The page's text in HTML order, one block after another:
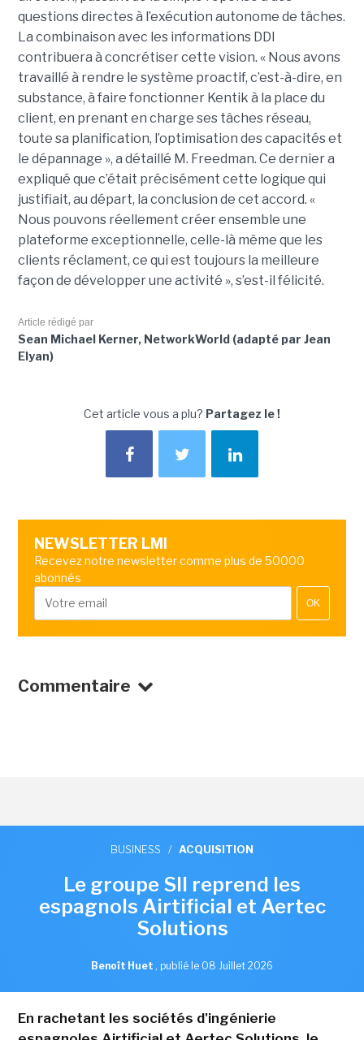
questions directes à l’exécution autonome de tâches.
La combinaison avec les informations DDI
contribuera à concrétiser cette vision. « Nous avons
travaillé à rendre le système proactif, c’est-à-dire, en
substance, à faire fonctionner Kentik à la place du
client, en prenant en charge ses tâches réseau,
toute sa planification, l’optimisation des capacités et
le dépannage », a détaillé M. Freedman. Ce dernier a
expliqué que c’était précisément cette logique qui
justifiait, au départ, la conclusion de cet accord. «
Nous pouvons réellement créer ensemble une
plateforme exceptionnelle, celle-là même que les
clients réclament, ce qui est toujours la meilleure
façon de développer une activité », s’est-il félicité.
Article rédigé par
Sean Michael Kerner, NetworkWorld (adapté par Jean
Elyan)
Cet article vous a plu? Partagez le !
NEWSLETTER LMI
Recevez notre newsletter comme plus de 50000
abonnés
OK
Commentaire
BUSINESS / ACQUISITION
Le groupe SII reprend les
espagnols Airtificial et Aertec
Solutions
Benoît Huet , publié le 08 Juillet 2026
En rachetant les sociétés d'ingénierie